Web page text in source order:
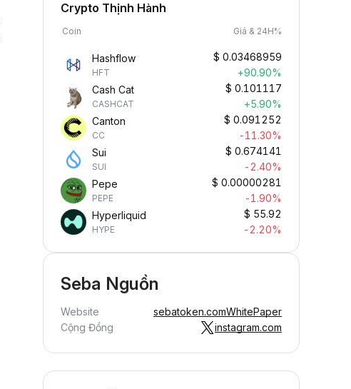
Crypto Thịnh Hành
Coin Giá & 24H%
Hashflow
HFT
$ 0.03468959
+90.90%
Cash Cat
CASHCAT
$ 0.101117
+5.90%
Canton
CC
$ 0.091252
-11.30%
Sui
SUI
$ 0.674141
-2.40%
Pepe
PEPE
$ 0.00000281
-1.90%
Hyperliquid
HYPE
$ 55.92
-2.20%
Seba Nguồn
Website sebatoken.comWhitePaper
Cộng Đồng
instagram.com